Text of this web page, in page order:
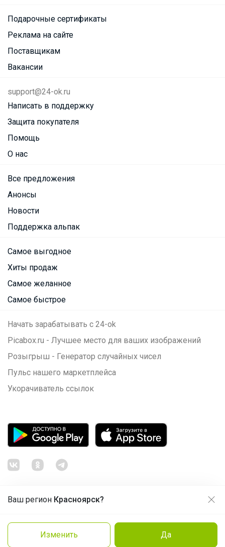
Ваш регион Красноярск?
Изменить Да
Подарочные сертификаты
Реклама на сайте
Поставщикам
Вакансии
support@24-ok.ru
Написать в поддержку
Защита покупателя
Помощь
О нас
Все предложения
Анонсы
Новости
Поддержка альпак
Самое выгодное
Хиты продаж
Самое желанное
Самое быстрое
Начать зарабатывать с 24-ok
Picabox.ru - Лучшее место для ваших изображений
Розыгрыш - Генератор случайных чисел
Пульс нашего маркетплейса
Укорачиватель ссылок
Политика конфиденциальности
Cоглашение пользователя
Продолжая использовать этот сайт и нажимая кнопку
Принять